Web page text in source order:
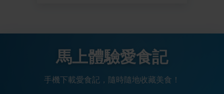
馬上體驗愛食記
手機下載愛食記，隨時隨地收藏美食！